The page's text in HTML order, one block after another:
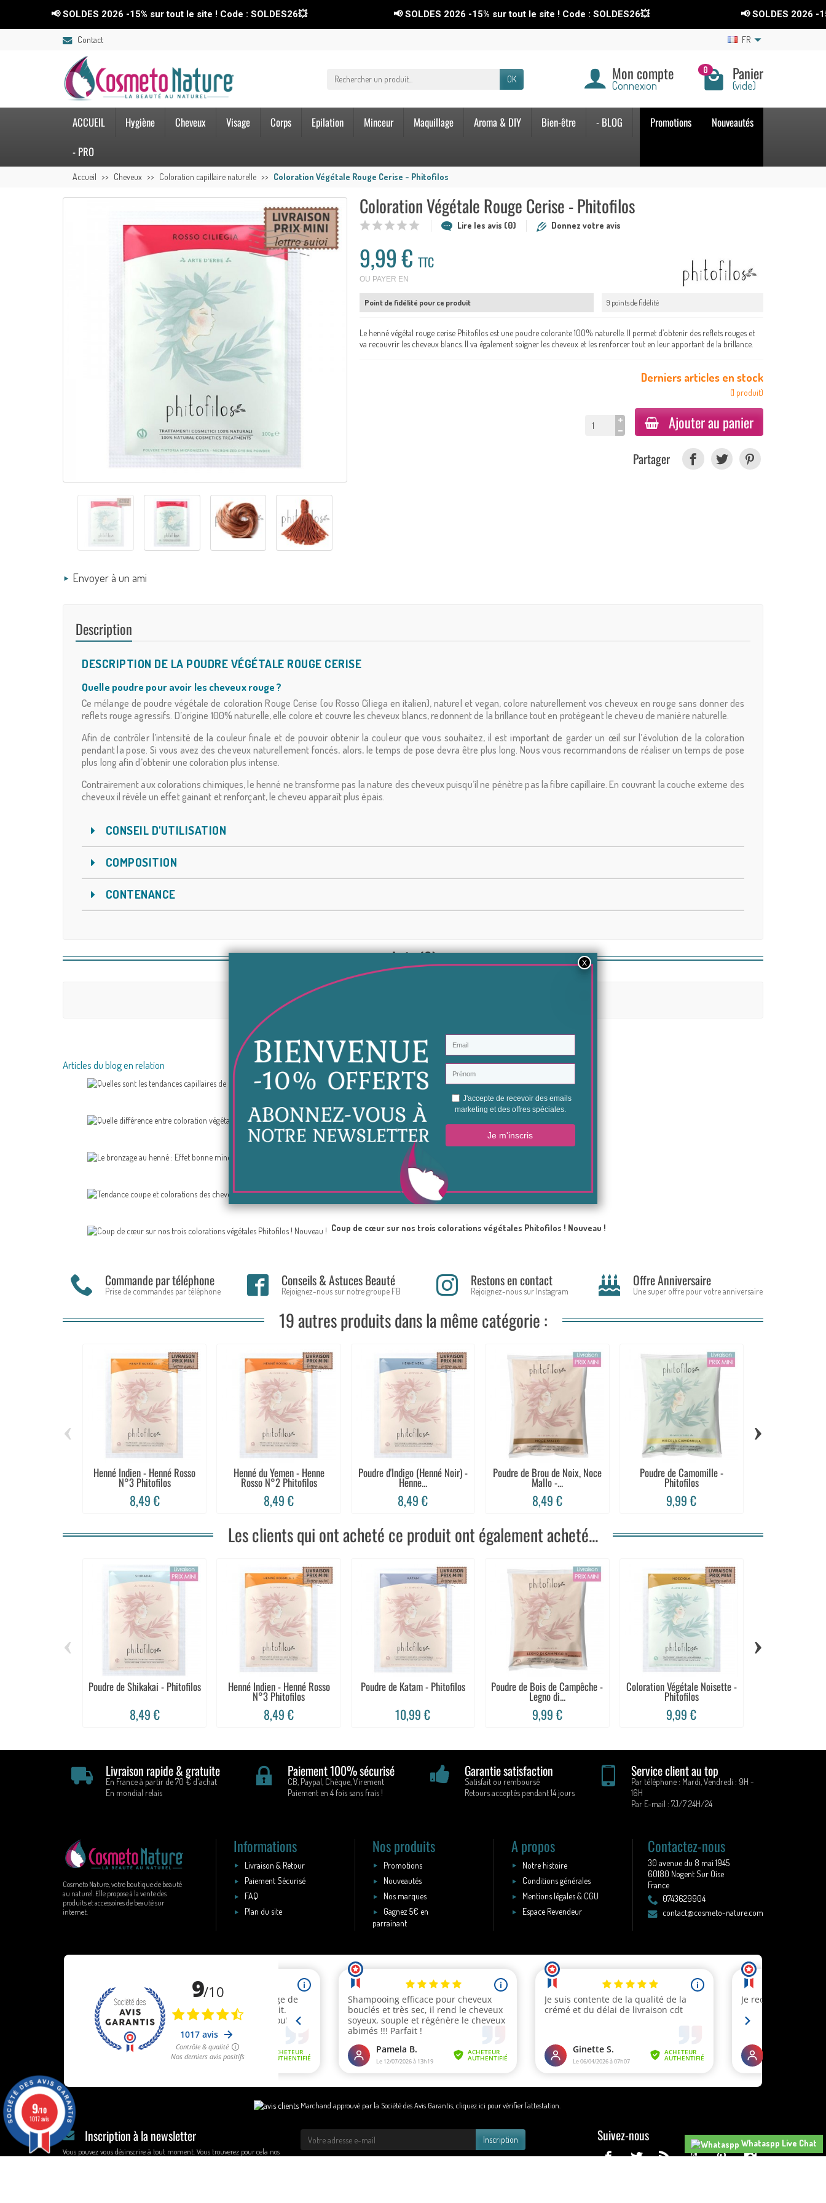
📢 SOLDES 2026 -15% sur tout le site ! Code : SOLDES26💥 📢 SOLDES 2026-15% sur tout le site ! Code : SOLDES26💥 📢 SOLDES 2026-15% sur
Contact FR
OK Mon compte
Connexion
0 Panier
(vide)
ACCUEIL Hygiène Cheveux Visage Corps Epilation Minceur Maquillage Aroma & DIY Bien-être
- BLOG
- PRO
Promotions Nouveautés
Accueil Cheveux Coloration capillaire naturelle Coloration Végétale Rouge Cerise - Phitofilos
Envoyer à un ami
Coloration Végétale Rouge Cerise - Phitofilos
Lire les avis (0) Donnez votre avis
9,99 €TTC
OU PAYER EN
Point de fidélité pour ce produit 9 points de fidélité
Le henné végétal rouge cerise Phitofilos est une poudre colorante 100% naturelle. Il permet d’obtenir des reflets rouges et
va recouvrir les cheveux blancs. Il va également soigner les cheveux et les renforcer tout en leur apportant de la brillance.
Derniers articles en stock
(1 produit)
Ajouter au panier
Partager
Description
DESCRIPTION DE LA POUDRE VÉGÉTALE ROUGE CERISE
Quelle poudre pour avoir les cheveux rouge ?
Ce mélange de poudre végétale de coloration Rouge Cerise (ou Rosso Ciliega en italien), naturel et vegan, colore naturellement vos cheveux en rouge sans donner des
reflets rouge agressifs. D’origine 100% naturelle, elle colore et couvre les cheveux blancs, redonnent de la brillance tout en protégeant le cheveu de manière naturelle.
Afin de contrôler l’intensité de la couleur finale et de pouvoir obtenir la couleur que vous souhaitez, il est important de garder un œil sur l’évolution de la coloration
pendant la pose. Si vous avez des cheveux naturellement foncés, alors, le temps de pose devra être plus long. Nous vous recommandons de réaliser un temps de pose
plus long afin d’obtenir une coloration plus intense.
Contrairement aux colorations chimiques, le henné ne transforme pas la nature des cheveux puisqu’il ne pénètre pas la fibre capillaire. En couvrant la couche externe des
cheveux il révèle un effet gainant et renforçant, le cheveu apparaît plus épais.
CONSEIL D'UTILISATION
COMPOSITION
CONTENANCE
Avis (0)
Soyez le premier à donner votre avis
Articles du blog en relation
Quelles sont les tendances capillaires de l'été 2025 ?
Quelle différence entre coloration végétale et henné ?
Le bronzage au henné : Effet bonne mine assuré !
Tendance coupe et colorations des cheveux Printemps-Été 2021
Coup de cœur sur nos trois colorations végétales Phitofilos ! Nouveau !
Commande par téléphone
Prise de commandes par téléphone
Conseils & Astuces Beauté
Rejoignez-nous sur notre groupe FB
Restons en contact
Rejoignez-nous sur Instagram
Offre Anniversaire
Une super offre pour votre anniversaire
19 autres produits dans la même catégorie :
Henné Indien - Henné Rosso
N°3 Phitofilos
8,49 €
Henné du Yemen - Henne
Rosso N°2 Phitofilos
8,49 €
Poudre d'Indigo (Henné Noir) -
Henne...
8,49 €
Poudre de Brou de Noix, Noce
Mallo -...
8,49 €
Poudre de Camomille -
Phitofilos
9,99 €
‹ ›
Les clients qui ont acheté ce produit ont également acheté...
Poudre de Shikakai - Phitofilos
8,49 €
Henné Indien - Henné Rosso
N°3 Phitofilos
8,49 €
Poudre de Katam - Phitofilos
10,99 €
Poudre de Bois de Campêche -
Legno di...
9,99 €
Coloration Végétale Noisette -
Phitofilos
9,99 €
‹ ›
Livraison rapide & gratuite
En France à partir de 70 € d'achat
En mondial relais
Paiement 100% sécurisé
CB, Paypal, Chèque, Virement
Paiement en 4 fois sans frais !
Garantie satisfaction
Satisfait ou remboursé
Retours acceptés pendant 14 jours
Service client au top
Par téléphone : Mardi, Vendredi : 9H -
16H
Par E-mail : 7J/7 24H/24
Cosmeto Nature, votre boutique de beauté
au naturel. Elle propose à la vente des
produits et accessoires de beauté sur
internet.
Informations
Livraison & Retour
Paiement Sécurisé
FAQ
Plan du site
Nos produits
Promotions
Nouveautés
Nos marques
Gagnez 5€ en
parrainant
A propos
Notre histoire
Conditions générales
Mentions légales & CGU
Espace Revendeur
Contactez-nous
30 avenue du 8 mai 1945
60180 Nogent Sur Oise
France
0743629904
contact@cosmeto-nature.com
Marchand approuvé par la Société des Avis Garantis, cliquez ici pour vérifier l'attestation
Whataspp Live Chat
Inscription à la newsletter
Vous pouvez vous désinscrire à tout moment. Vous trouverez pour cela nos
Inscription Suivez-nous
9/10
1017 avis